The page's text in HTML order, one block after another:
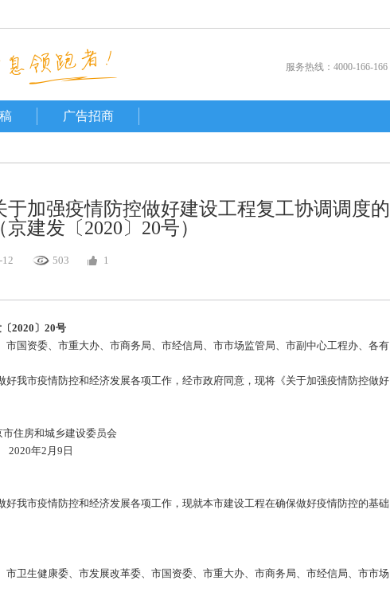
服务热线：4000-166-166
广告招商
加强疫情防控做好建设工程复工协调调度的
建发〔2020〕20号）
503 1
2020〕20号
资委、市重大办、市商务局、市经信局、市市场监管局、市副中心工程办、各有
市疫情防控和经济发展各项工作，经市政府同意，现将《关于加强疫情防控做好
委员会
日
市疫情防控和经济发展各项工作，现就本市建设工程在确保做好疫情防控的基础
生健康委、市发展改革委、市国资委、市重大办、市商务局、市经信局、市市场